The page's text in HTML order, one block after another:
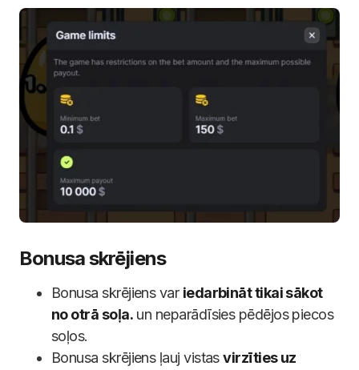
Bonusa skrējiens
Bonusa skrējiens var iedarbināt tikai sākot
no otrā soļa.un neparādīsies pēdējos piecos
soļos.
Bonusa skrējiens ļauj vistasvirzīties uz